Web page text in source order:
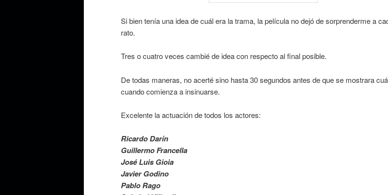
Si bien tenía una idea de cuál era la trama, la película no dejó de sorprenderme a
rato.
Tres o cuatro veces cambié de idea con respecto al final posible.
De todas maneras, no acerté sino hasta 30 segundos antes de que se mostrara
cuando comienza a insinuarse.
Excelente la actuación de todos los actores:
Ricardo Darín
Guillermo Francella
José Luis Gioia
Javier Godino
Pablo Rago